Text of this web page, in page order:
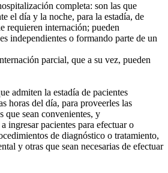
completa: son las que
el día y la noche, para la estadía, de
requieren internación; pueden
independientes o formando parte de un
parcial, que a su vez, pueden
admiten la estadía de pacientes
horas del día, para proveerles las
que sean convenientes, y
ingresar pacientes para efectuar o
de diagnóstico o tratamiento,
y otras que sean necesarias de efectuar